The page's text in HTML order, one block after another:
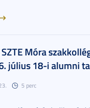
Móra
július 18-i alumni
5 perc